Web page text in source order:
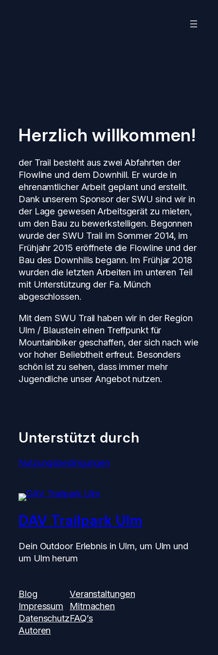
Herzlich willkommen!
der Trail besteht aus zwei Abfahrten der
Flowline und dem Downhill. Er wurde in
ehrenamtlicher Arbeit geplant und erstellt.
Dank unserem Sponsor der SWU sind wir in
der Lage gewesen Arbeitsgerät zu mieten,
um den Bau zu bewerkstelligen. Begonnen
wurde der SWU Trail im Sommer 2014, im
Frühjahr 2015 eröffnete die Flowline und der
Bau des Downhills begann. Im Frühjar 2018
wurden die letzten Arbeiten im unteren Teil
mit Unterstützung der Fa. Münch
abgeschlossen.
Mit dem SWU Trail haben wir in der Region
Ulm / Blaustein einen Treffpunkt für
Mountainbiker geschaffen, der sich nach wie
vor hoher Beliebtheit erfreut. Besonders
schön ist zu sehen, dass immer mehr
Jugendliche unser Angebot nutzen.
Unterstützt durch
Nutzungsbedingungen
DAV Trailpark Ulm
Dein Outdoor Erlebnis in Ulm, um Ulm und
um Ulm herum
Blog
Impressum
Datenschutz
Autoren
Veranstaltungen
Mitmachen
FAQ’s